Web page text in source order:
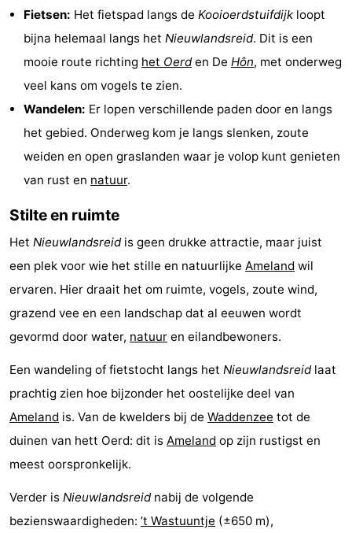
Friesland
Leeuwarden
Waddeneilanden
Terschelling
-
Vlieland
-
Texel
Weer
Contact
Fietsen: Het fietspad langs de Kooioerdstuifdijk loopt
bijna helemaal langs het Nieuwlandsreid. Dit is een
mooie route richting het Oerden De Hôn, met onderweg
veel kans om vogels te zien.
Wandelen: Er lopen verschillende paden door en langs
het gebied. Onderweg kom je langs slenken, zoute
weiden en open graslanden waar je volop kunt genieten
van rust en natuur.
Stilte en ruimte
Het Nieuwlandsreidis geen drukke attractie, maar juist
een plek voor wie het stille en natuurlijke Ameland wil
ervaren. Hier draait het om ruimte, vogels, zoute wind,
grazend vee en een landschap dat al eeuwen wordt
gevormd door water, natuur en eilandbewoners.
Een wandeling of fietstocht langs het Nieuwlandsreidlaat
prachtig zien hoe bijzonder het oostelijke deel van
Ameland is. Van de kwelders bij de Waddenzee tot de
duinen van hett Oerd: dit is Ameland op zijn rustigst en
meest oorspronkelijk.
Verder is Nieuwlandsreidnabij de volgende
bezienswaardigheden: ’t Wastuuntje (±650 m),